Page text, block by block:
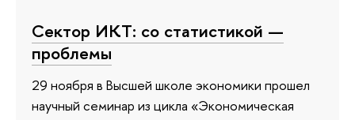
Сектор ИКТ: со статистикой —
проблемы
29 ноября в Высшей школе экономики прошел
научный семинар из цикла «Экономическая